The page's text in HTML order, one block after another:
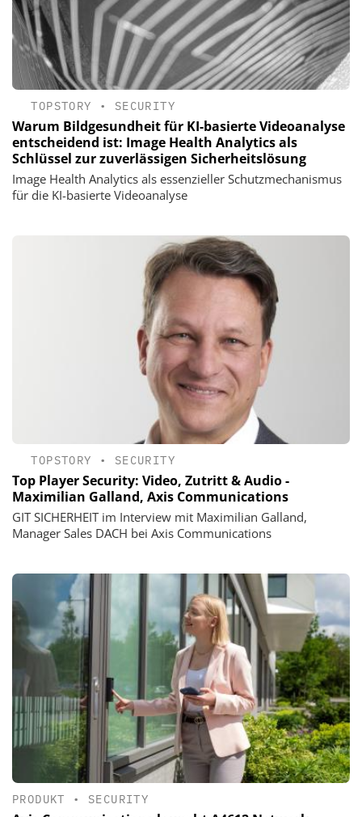
TOPSTORY • SECURITY
Warum Bildgesundheit für KI-basierte Videoanalyse
entscheidend ist: Image Health Analytics als
Schlüssel zur zuverlässigen Sicherheitslösung
Image Health Analytics als essenzieller Schutzmechanismus
für die KI-basierte Videoanalyse
TOPSTORY • SECURITY
Top Player Security: Video, Zutritt & Audio -
Maximilian Galland, Axis Communications
GIT SICHERHEIT im Interview mit Maximilian Galland,
Manager Sales DACH bei Axis Communications
PRODUKT • SECURITY